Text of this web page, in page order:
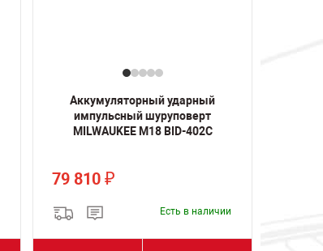
Аккумуляторный ударный
импульсный шуруповерт
MILWAUKEE M18 BID-402C
79 810₽
Есть в наличии